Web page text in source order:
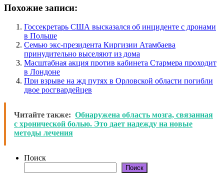
Похожие записи:
Госсекретарь США высказался об инциденте с дронами
в Польше
Семью экс-президента Киргизии Атамбаева
принудительно выселяют из дома
Масштабная акция против кабинета Стармера проходит
в Лондоне
При взрыве на жд путях в Орловской области погибли
двое росгвардейцев
Читайте также: Обнаружена область мозга, связанная
с хронической болью. Это дает надежду на новые
методы лечения
Поиск
Поиск